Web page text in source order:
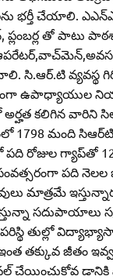
భర్తీ చేయాలి.
ప్లంబర్ల తో పాటు
సి.ఆర్‌.టి వ్యవస్థ
ఉపాధ్యాయుల
అర్హత కలిగిన వారిని
1798 మంది
పది రోజుల గ్యాప్‌తో
పది
మాత్రమే
సదుపాయాలు
తుల్లో
తక్కువ జీతం
చేయించుకోవ